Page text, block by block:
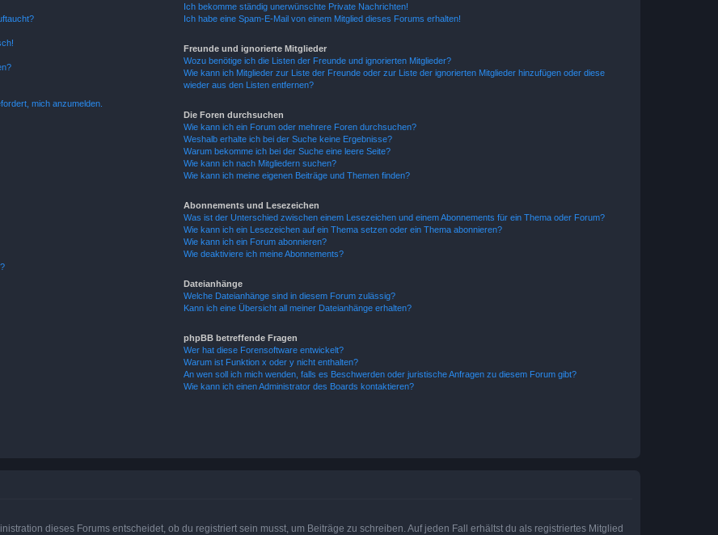
mich anzumelden.
Ich bekomme ständig unerwünschte Private Nachrichten!
Ich habe eine Spam-E-Mail von einem Mitglied dieses Forums erhalten!
Freunde und ignorierte Mitglieder
Wozu benötige ich die Listen der Freunde und ignorierten Mitglieder?
Wie kann ich Mitglieder zur Liste der Freunde oder zur Liste der ignorierten Mitglieder hinzufügen oder diese
wieder aus den Listen entfernen?
Die Foren durchsuchen
Wie kann ich ein Forum oder mehrere Foren durchsuchen?
Weshalb erhalte ich bei der Suche keine Ergebnisse?
Warum bekomme ich bei der Suche eine leere Seite?
Wie kann ich nach Mitgliedern suchen?
Wie kann ich meine eigenen Beiträge und Themen finden?
Abonnements und Lesezeichen
Was ist der Unterschied zwischen einem Lesezeichen und einem Abonnements für ein Thema oder Forum?
Wie kann ich ein Lesezeichen auf ein Thema setzen oder ein Thema abonnieren?
Wie kann ich ein Forum abonnieren?
Wie deaktiviere ich meine Abonnements?
Dateianhänge
Welche Dateianhänge sind in diesem Forum zulässig?
Kann ich eine Übersicht all meiner Dateianhänge erhalten?
phpBB betreffende Fragen
Wer hat diese Forensoftware entwickelt?
Warum ist Funktion x oder y nicht enthalten?
An wen soll ich mich wenden, falls es Beschwerden oder juristische Anfragen zu diesem Forum gibt?
Wie kann ich einen Administrator des Boards kontaktieren?
dieses Forums entscheidet, ob du registriert sein musst, um Beiträge zu schreiben. Auf jeden Fall erhältst du als registriertes Mitglied